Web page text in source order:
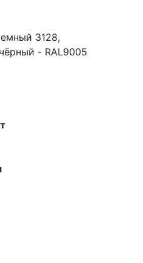
3128,
- RAL9005